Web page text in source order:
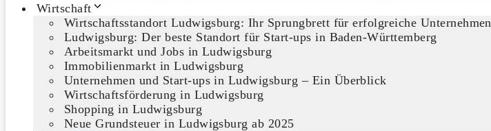
Wirtschaft
Wirtschaftsstandort Ludwigsburg: Ihr Sprungbrett für erfolgreiche Unternehmen
Ludwigsburg: Der beste Standort für Start-ups in Baden-Württemberg
Arbeitsmarkt und Jobs in Ludwigsburg
Immobilienmarkt in Ludwigsburg
Unternehmen und Start-ups in Ludwigsburg – Ein Überblick
Wirtschaftsförderung in Ludwigsburg
Shopping in Ludwigsburg
Neue Grundsteuer in Ludwigsburg ab 2025